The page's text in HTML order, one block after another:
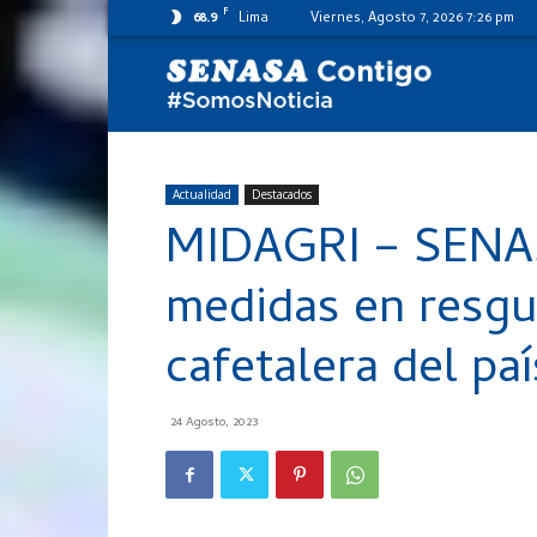
68.9 F Lima Viernes, Agosto 7, 2026 7:26 pm
Actualidad Destacados
MIDAGRI –
medidas en
cafetalera del
24 Agosto, 2023